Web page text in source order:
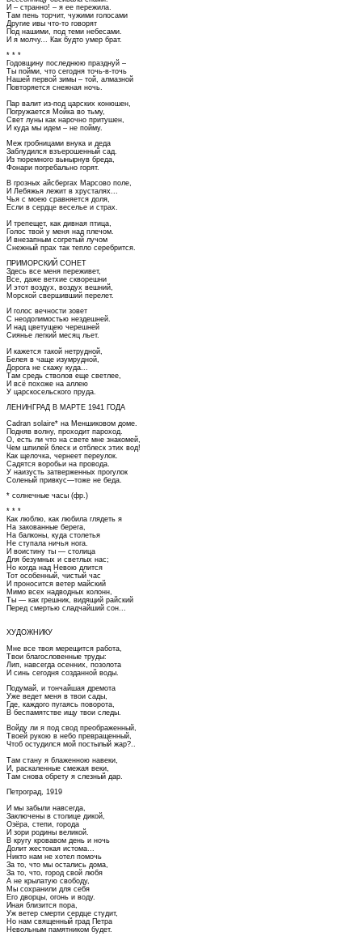
И – странно! – я ее пережила.
Там пень торчит, чужими голосами
Другие ивы что-то говорят
Под нашими, под теми небесами.
И я молчу... Как будто умер брат.
* * *
Годовщину последнюю празднуй –
Ты пойми, что сегодня точь-в-точь
Нашей первой зимы – той, алмазной
Повторяется снежная ночь.
Пар валит из-под царских конюшен,
Погружается Мойка во тьму,
Свет луны как нарочно притушен,
И куда мы идем – не пойму.
Меж гробницами внука и деда
Заблудился взъерошенный сад.
Из тюремного вынырнув бреда,
Фонари погребально горят.
В грозных айсбергах Марсово поле,
И Лебяжья лежит в хрусталях...
Чья с моею сравняется доля,
Если в сердце веселье и страх.
И трепещет, как дивная птица,
Голос твой у меня над плечом.
И внезапным согретый лучом
Снежный прах так тепло серебрится.
ПРИМОРСКИЙ СОНЕТ
Здесь все меня переживет,
Все, даже ветхие скворешни
И этот воздух, воздух вешний,
Морской свершивший перелет.
И голос вечности зовет
С неодолимостью нездешней.
И над цветущею черешней
Сиянье легкий месяц льет.
И кажется такой нетрудной,
Белея в чаще изумрудной,
Дорога не скажу куда...
Там средь стволов еще светлее,
И всё похоже на аллею
У царскосельского пруда.
ЛЕНИНГРАД В МАРТЕ 1941 ГОДА
Cadran solaire* на Меншиковом доме.
Подняв волну, проходит пароход.
О, есть ли что на свете мне знакомей,
Чем шпилей блеск и отблеск этих вод!
Как щелочка, чернеет переулок.
Садятся воробьи на провода.
У наизусть затверженных прогулок
Соленый привкус—тоже не беда.
* солнечные часы (фр.)
* * *
Как люблю, как любила глядеть я
На закованные берега,
На балконы, куда столетья
Не ступала ничья нога.
И воистину ты — столица
Для безумных и светлых нас;
Но когда над Невою длится
Тот особенный, чистый час
И проносится ветер майский
Мимо всех надводных колонн,
Ты — как грешник, видящий райский
Перед смертью сладчайший сон...
ХУДОЖНИКУ
Мне все твоя мерещится работа,
Твои благословенные труды:
Лип, навсегда осенних, позолота
И синь сегодня созданной воды.
Подумай, и тончайшая дремота
Уже ведет меня в твои сады,
Где, каждого пугаясь поворота,
В беспамятстве ищу твои следы.
Войду ли я под свод преображенный,
Твоей рукою в небо превращенный,
Чтоб остудился мой постылый жар?..
Там стану я блаженною навеки,
И, раскаленные смежая веки,
Там снова обрету я слезный дар.
Петроград, 1919
И мы забыли навсегда,
Заключены в столице дикой,
Озёра, степи, города
И зори родины великой.
В кругу кровавом день и ночь
Долит жестокая истома...
Никто нам не хотел помочь
За то, что мы остались дома,
За то, что, город свой любя
А не крылатую свободу,
Мы сохранили для себя
Его дворцы, огонь и воду.
Иная близится пора,
Уж ветер смерти сердце студит,
Но нам священный град Петра
Невольным памятником будет.